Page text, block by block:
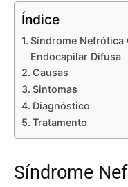
Índice
Síndrome
Endocapilar Difusa
Causas
Sintomas
Diagnóstico
Tratamento
Síndrome